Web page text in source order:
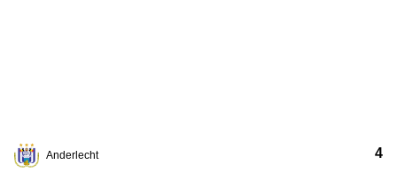
Anderlecht 4